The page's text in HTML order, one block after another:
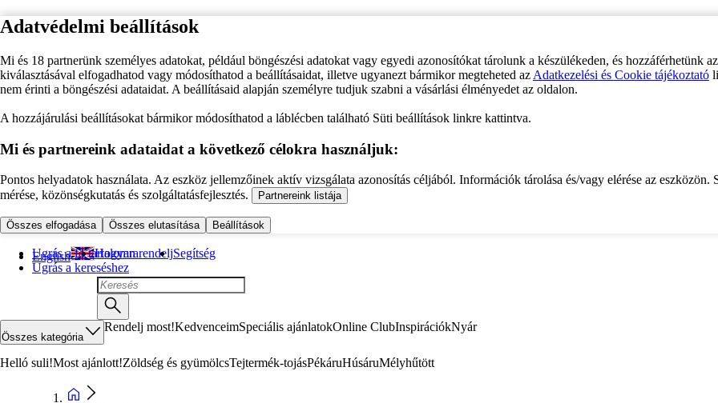
Adatvédelmi beállítások
Mi és 18 partnerünk személyes adatokat, például böngészési adatokat vagy egyedi azonosítókat tárolunk a készülékeden, és hozzáférhetünk
kiválasztásával elfogadhatod vagy módosíthatod a beállításaidat, illetve ugyanezt bármikor megteheted az Adatkezelési és Cookie tájékoztató
nem érinti a böngészési adataidat. A beállításaid alapján személyre tudjuk szabni a vásárlási élményedet az oldalon.
A hozzájárulási beállításokat bármikor módosíthatod a láblécben található Süti beállítások linkre kattintva.
Mi és partnereink adataidat a következő célokra használjuk:
Pontos helyadatok használata. Az eszköz jellemzőinek aktív vizsgálata azonosítás céljából. Információk tárolása és/vagy elérése az eszközön.
mérése, közönségkutatás és szolgáltatásfejlesztés.
Partnereink listája
Összes elfogadása Összes elutasítása Beállítások
Ugrás a fő tartalomra
Ugrás a kereséshez
English Hogyan rendeljSegítség
Összes kategória
Rendelj most!KedvenceimSpeciális ajánlatokOnline ClubInspirációkNyár
Helló suli!Most ajánlott!Zöldség és gyümölcsTejtermék-tojásPékáruHúsáruMélyhűtött